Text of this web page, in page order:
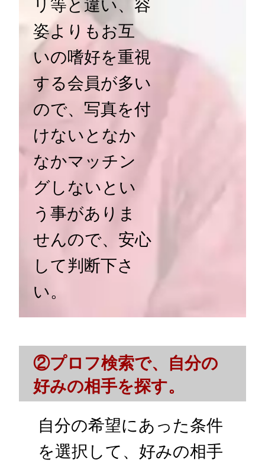
姿よりもお互
いの嗜好を重視
する会員が多い
ので、写真を付
けないとなか
なかマッチン
グしないとい
う事がありま
せんので、安心
して判断下さ
い。
②プロフ検索で、自分の
好みの相手を探す。
自分の希望にあった条件
を選択して、好みの相手